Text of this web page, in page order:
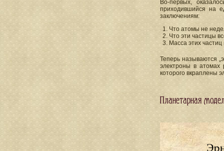
Во-первых,
приходившийся на
заключениям:
Что атомы не
Что эти частицы
Масса этих
Теперь называются
электроны в атомах
которого вкраплены
Планетарная